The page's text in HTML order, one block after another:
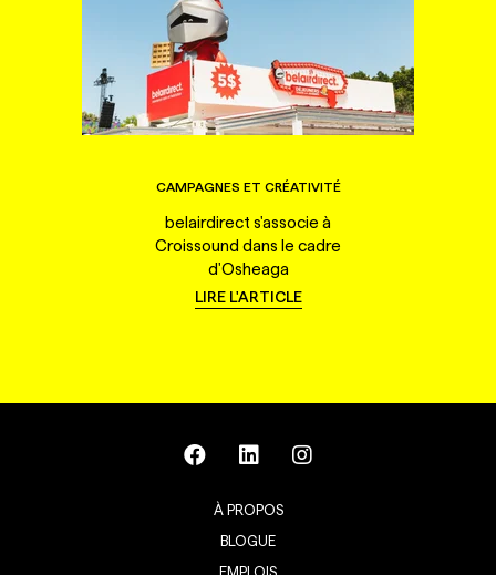
CAMPAGNES ET CRÉATIVITÉ
belairdirect s'associe à
Croissound dans le cadre
d'Osheaga
LIRE L'ARTICLE
À PROPOS
BLOGUE